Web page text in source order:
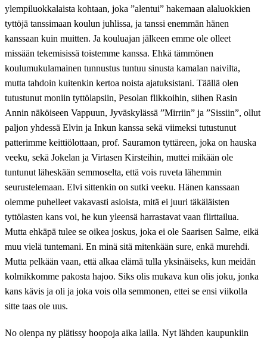
ylempiluokkalaista kohtaan, joka ”alentui” hakemaan alaluokkien
tyttöjä tanssimaan koulun juhlissa, ja tanssi enemmän hänen
kanssaan kuin muitten. Ja kouluajan jälkeen emme ole olleet
missään tekemisissä toistemme kanssa. Ehkä tämmönen
koulumukulamainen tunnustus tuntuu sinusta kamalan naivilta,
mutta tahdoin kuitenkin kertoa noista ajatuksistani. Täällä olen
tutustunut moniin tyttölapsiin, Pesolan flikkoihin, siihen Rasin
Annin näköiseen Vappuun, Jyväskylässä ”Mirriin” ja ”Sissiin”, ollut
paljon yhdessä Elvin ja Inkun kanssa sekä viimeksi tutustunut
patterimme keittiölottaan, prof. Sauramon tyttäreen, joka on hauska
veeku, sekä Jokelan ja Virtasen Kirsteihin, muttei mikään ole
tuntunut läheskään semmoselta, että vois ruveta lähemmin
seurustelemaan. Elvi sittenkin on sutki veeku. Hänen kanssaan
olemme puhelleet vakavasti asioista, mitä ei juuri täkäläisten
tyttölasten kans voi, he kun yleensä harrastavat vaan flirttailua.
Mutta ehkäpä tulee se oikea joskus, joka ei ole Saarisen Salme, eikä
muu vielä tuntemani. En minä sitä mitenkään sure, enkä murehdi.
Mutta pelkään vaan, että alkaa elämä tulla yksinäiseks, kun meidän
kolmikkomme pakosta hajoo. Siks olis mukava kun olis joku, jonka
kans kävis ja oli ja joka vois olla semmonen, ettei se ensi viikolla
sitte taas ole uus.
No olenpa ny plätissy hoopoja aika lailla. Nyt lähden kaupunkiin